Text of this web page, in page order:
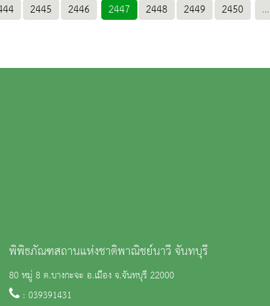
2445 2446 2447 2448 2449 2450 ...
พิพิธภัณฑสถานแห่งชาติพาณิชย์นาวี จันทบุรี
80 หมู่ 8 ต.บางกะจะ อ.เมือง จ.จันทบุรี 22000
: 039391431